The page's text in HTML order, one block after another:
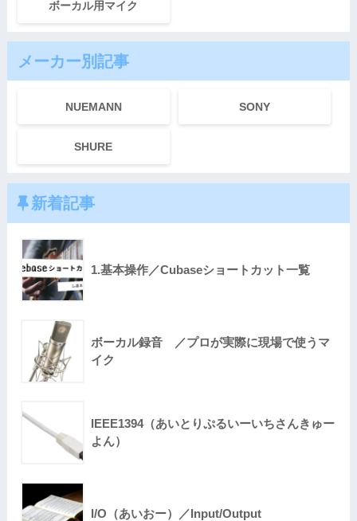
ボーカル用マイク
メーカー別記事
NUEMANN SONY
SHURE
新着記事
1.基本操作／Cubaseショートカット一覧
ボーカル録音 ／プロが実際に現場で使うマ
イク
IEEE1394（あいとりぷるいーいちさんきゅー
よん）
I/O（あいおー）／Input/Output